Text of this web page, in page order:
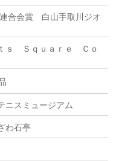
合会賞 白山手取川ジオ
ｓ Ｓｑｕａｒｅ Ｃｏ
スミュージアム
わ石亭